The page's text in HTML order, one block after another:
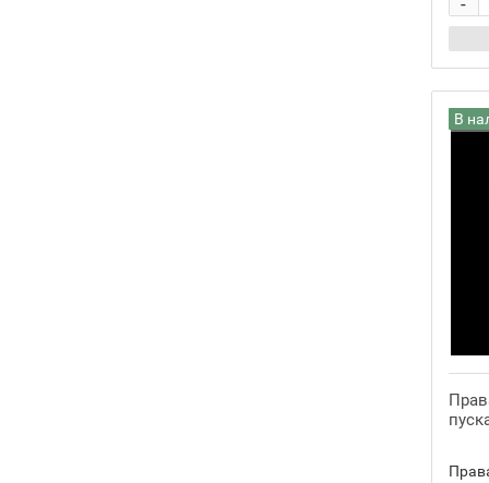
-
В